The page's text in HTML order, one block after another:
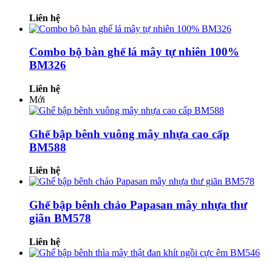
Liên hệ
Combo bộ bàn ghế lá mây tự nhiên 100%
BM326
Liên hệ
Mới
Ghế bập bênh vuông mây nhựa cao cấp
BM588
Liên hệ
Ghế bập bênh chảo Papasan mây nhựa thư
giãn BM578
Liên hệ